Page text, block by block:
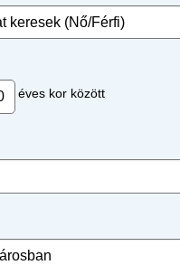
éves kor között